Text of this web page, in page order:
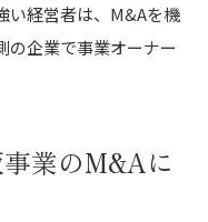
い経営者は、M&Aを機
の企業で事業オーナー
事業のM&Aに